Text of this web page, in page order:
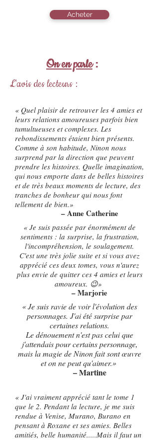
Acheter
On en parle:
L'avis des lecteurs :
« Quel plaisir de retrouver les 4 amies et
leurs relations amoureuses parfois bien
tumultueuses et complexes. Les
rebondissements étaient bien présents.
Comme à son habitude, Ninon nous
surprend par la direction que peuvent
prendre les histoires. Quelle imagination,
qui nous emporte dans de belles histoires
et de très beaux moments de lecture, des
tranches de bonheur qui nous font
tellement de bien.»
– Anne Catherine
« Je suis passée par énormément de
sentiments : la surprise, la frustration,
l'incompréhension, le soulagement.
C'est une très jolie suite et si vous avez
apprécié ces deux tomes, vous n'aurez
plus envie de quitter ces 4 amies et leurs
amoureux. 😉»
– Marjorie
« Je suis ravie de voir l'évolution des
personnages. J'ai été surprise par
certaines relations.
Le dénouement n'est pas celui que
j'attendais pour certains personnage,
mais la magie de Ninon fait sont œuvre
et on ne peut qu'aimer.»
– Martine
« J'ai vraiment apprécié tant le tome 1
que le 2. Pendant la lecture, je me suis
rendue à Venise, Murano, Burano en
pensant à Roxane et ses amies. Belles
amitiés, belle humanité.....Mais il faut un